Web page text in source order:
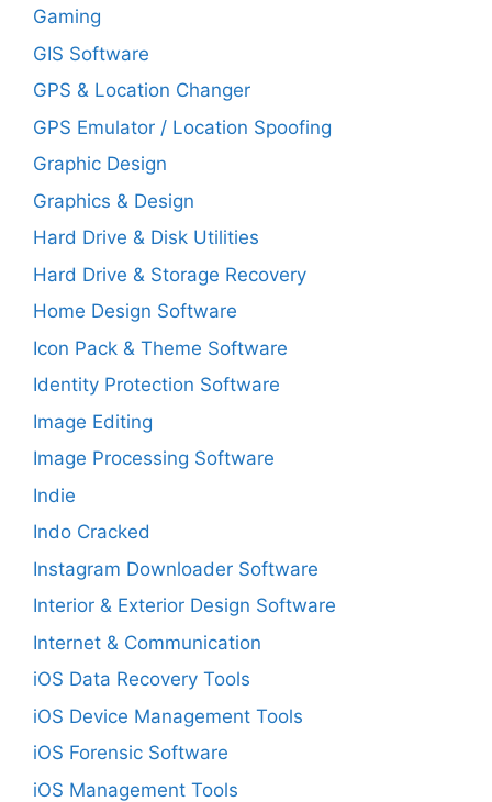
Gaming
GIS Software
GPS & Location Changer
GPS Emulator / Location Spoofing
Graphic Design
Graphics & Design
Hard Drive & Disk Utilities
Hard Drive & Storage Recovery
Home Design Software
Icon Pack & Theme Software
Identity Protection Software
Image Editing
Image Processing Software
Indie
Indo Cracked
Instagram Downloader Software
Interior & Exterior Design Software
Internet & Communication
iOS Data Recovery Tools
iOS Device Management Tools
iOS Forensic Software
iOS Management Tools